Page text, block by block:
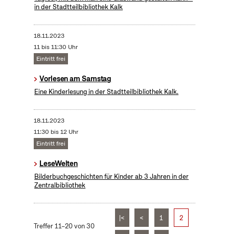
in der Stadtteilbibliothek Kalk
18.11.2023
11 bis 11:30 Uhr
Eintritt frei
Vorlesen am Samstag
Eine Kinderlesung in der Stadtteilbibliothek Kalk.
18.11.2023
11:30 bis 12 Uhr
Eintritt frei
LeseWelten
Bilderbuchgeschichten für Kinder ab 3 Jahren in der
Zentralbibliothek
Treffer 11–20 von 30
|< < 1 2